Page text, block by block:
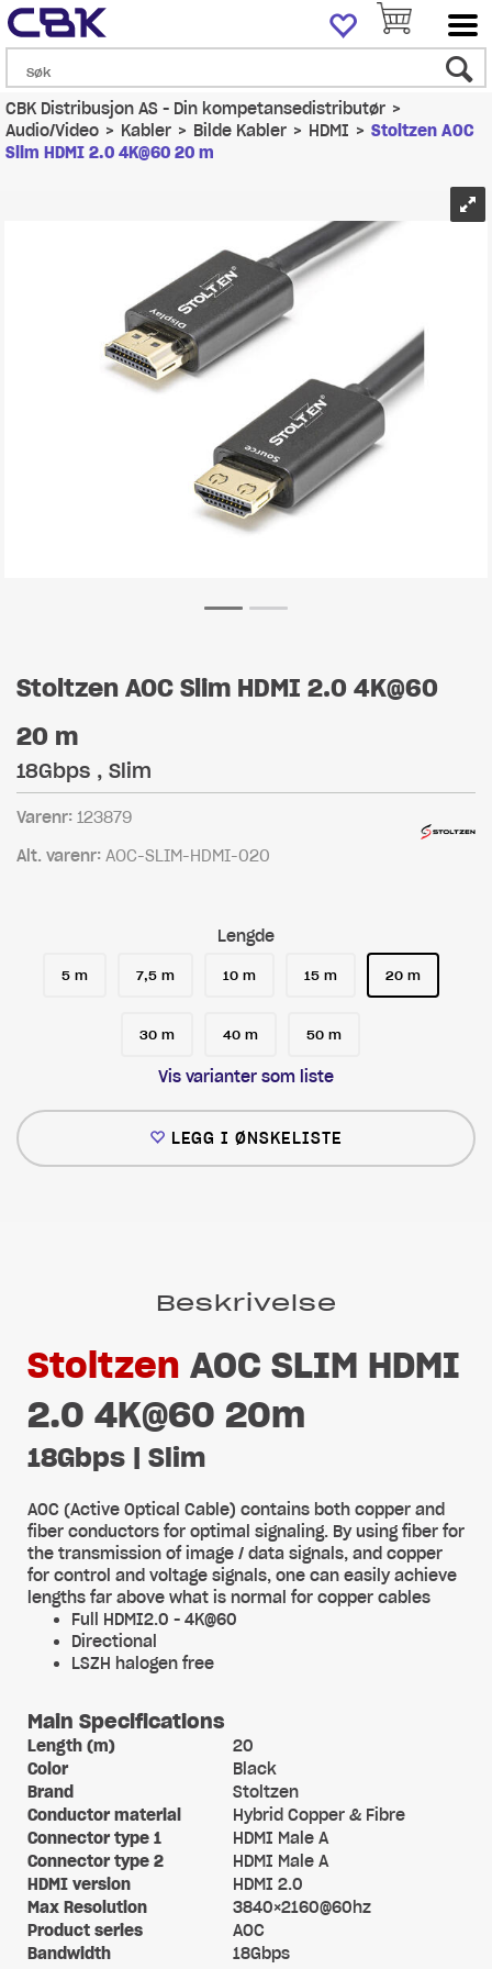
CBK Distribusjon AS - Din kompetansedistributør>
Audio/Video>Kabler>Bilde Kabler>HDMI>Stoltzen AOC
Slim HDMI 2.0 4K@60 20 m
Stoltzen AOC Slim HDMI 2.0 4K@60
20 m
18Gbps , Slim
Varenr: 123879
Alt. varenr: AOC-SLIM-HDMI-020
Lengde
5 m 7,5 m 10 m 15 m 20 m
30 m 40 m 50 m
Vis varianter som liste
LEGG I ØNSKELISTE
Beskrivelse
Stoltzen AOC SLIM HDMI
2.0 4K@60 20m
18Gbps | Slim
AOC (Active Optical Cable) contains both copper and
fiber conductors for optimal signaling. By using fiber for
the transmission of image / data signals, and copper
for control and voltage signals, one can easily achieve
lengths far above what is normal for copper cables
Full HDMI2.0 - 4K@60
Directional
LSZH halogen free
Main Specifications
Length (m)
20
Color
Black
Brand
Stoltzen
Conductor material
Hybrid Copper & Fibre
Connector type 1
HDMI Male A
Connector type 2
HDMI Male A
HDMI version
HDMI 2.0
Max Resolution
3840×2160@60hz
Product series
AOC
Bandwidth
18Gbps